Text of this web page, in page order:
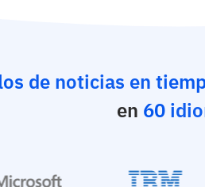
de noticias en
en 60